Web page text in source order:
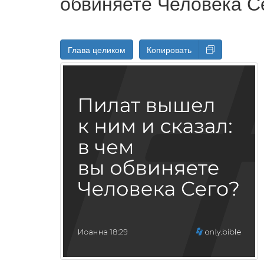
Глава целиком Копировать